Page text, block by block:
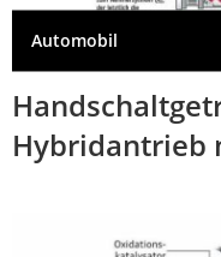
Automobil
Hybridantrieb